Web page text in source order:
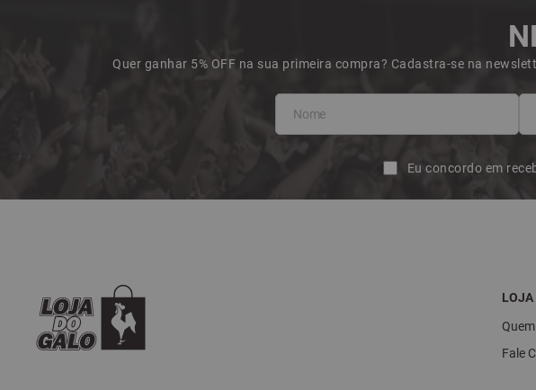
Quer ganhar 5% OFF na sua primeira compra? Cadastra-se na
Eu concordo em
LOJA
Fale